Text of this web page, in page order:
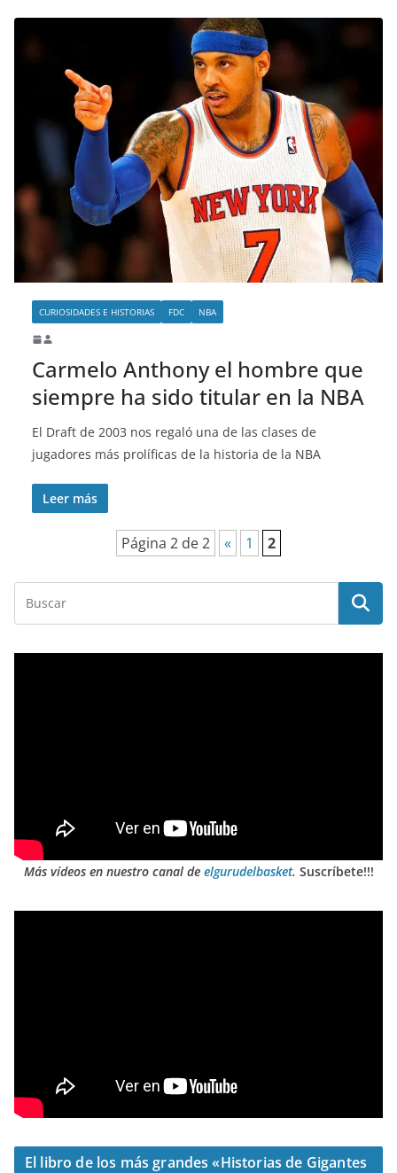
CURIOSIDADES E HISTORIAS FDC NBA
Carmelo Anthony el hombre que
siempre ha sido titular en la NBA
El Draft de 2003 nos regaló una de las clases de
jugadores más prolíficas de la historia de la NBA
Leer más
Página 2 de 2 « 1 2
Más vídeos en nuestro canal de elgurudelbasket. Suscríbete!!!
El libro de los más grandes «Historias de Gigantes